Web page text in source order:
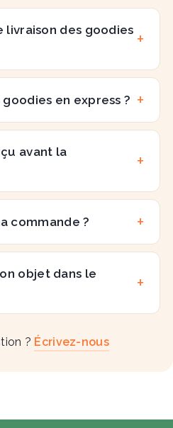
livraison des goodies
en express ?
avant la
commande ?
objet dans le
? Écrivez-nous